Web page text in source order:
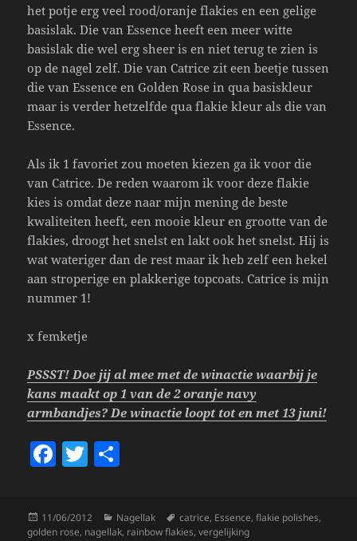
het potje erg veel rood/oranje flakies en een gelige
basislak. Die van Essence heeft een meer witte
basislak die wel erg sheer is en niet terug te zien is
op de nagel zelf. Die van Catrice zit een beetje tussen
die van Essence en Golden Rose in qua basiskleur
maar is verder hetzelfde qua flakie kleur als die van
Essence.
Als ik 1 favoriet zou moeten kiezen ga ik voor die
van Catrice. De reden waarom ik voor deze flakie
kies is omdat deze naar mijn mening de beste
kwaliteiten heeft, een mooie kleur en grootte van de
flakies, droogt het snelst en lakt ook het snelst. Hij is
wat wateriger dan de rest maar ik heb zelf een hekel
aan stroperige en plakkerige topcoats. Catrice is mijn
nummer 1!
x femketje
PSSST! Doe jij al mee met de winactie waarbij je
kans maakt op 1 van de 2 oranje navy
armbandjes? De winactie loopt tot en met 13 juni!
F
c
e
T
itt
er
a
re
Posted
on
11/06/2012 Categories
Nagellak Tags
catrice, Essence,flakie polishes,
golden rose, nagellak, rainbow flakies,vergelijking